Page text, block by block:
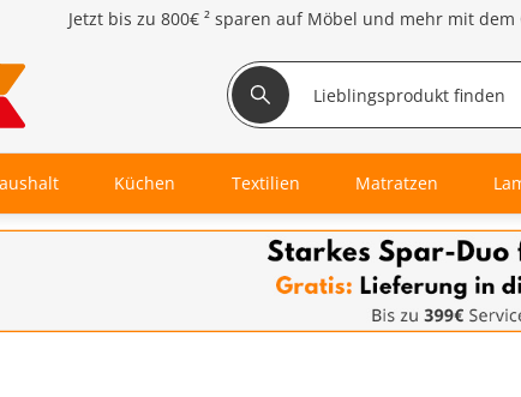
Jetzt bis zu 800€ ² sparen auf Möbel und mehr mit dem
Küchen Textilien Matratzen